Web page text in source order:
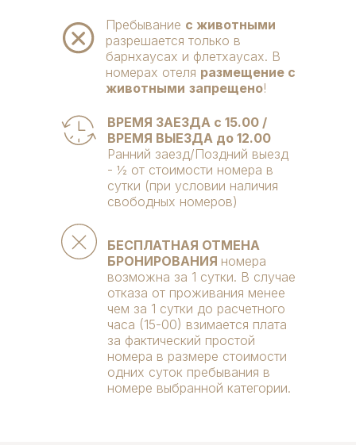
Пребывание с животными
разрешается только в
барнхаусах и флетхаусах. В
номерах отеля размещение с
животными запрещено!
ВРЕМЯ ЗАЕЗДА с 15.00 /
ВРЕМЯ ВЫЕЗДА до 12.00
Ранний заезд/Поздний выезд
- ½ от стоимости номера в
сутки (при условии наличия
свободных номеров)
БЕСПЛАТНАЯ ОТМЕНА
БРОНИРОВАНИЯ номера
возможна за 1 сутки. В случае
отказа от проживания менее
чем за 1 сутки до расчетного
часа (15-00) взимается плата
за фактический простой
номера в размере стоимости
одних суток пребывания в
номере выбранной категории.